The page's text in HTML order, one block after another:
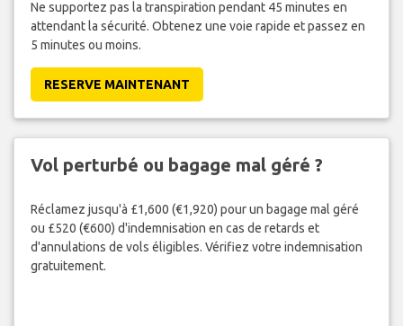
Ne supportez pas la transpiration pendant 45 minutes en
attendant la sécurité. Obtenez une voie rapide et passez en
5 minutes ou moins.
RESERVE MAINTENANT
Vol perturbé ou bagage mal géré ?
Réclamez jusqu'à £1,600 (€1,920) pour un bagage mal géré
ou £520 (€600) d'indemnisation en cas de retards et
d'annulations de vols éligibles. Vérifiez votre indemnisation
gratuitement.